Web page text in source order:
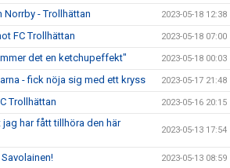
Norrby - Trollhättan 2023-05-18 12:38
FC Trollhättan 2023-05-18 07:00
det en ketchupeffekt" 2023-05-18 00:03
- fick nöja sig med ett kryss 2023-05-17 21:48
Trollhättan 2023-05-16 20:15
har fått tillhöra den här
2023-05-13 17:54
2023-05-13 08:59